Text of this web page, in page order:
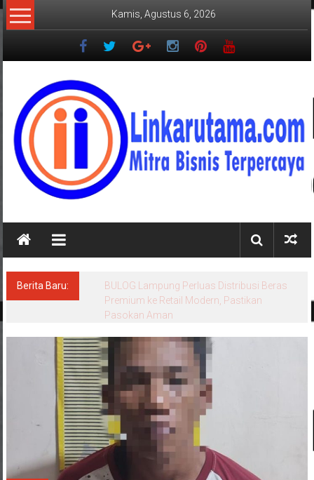
Lompat
ke
Kamis, Agustus 6, 2026
LINKARUTAMA.COM
Mitra
Terpercaya
Berita Baru:
BULOG Lampung Perluas Distribusi Beras
Premium ke Retail Modern, Pastikan
Pasokan Aman